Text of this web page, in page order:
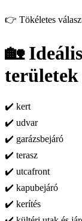
👉 Tökéletes
🏡
területek
✔️ kert
✔️ udvar
✔️ garázsbejáró
✔️ terasz
✔️ utcafront
✔️ kapubejáró
✔️ kerítés